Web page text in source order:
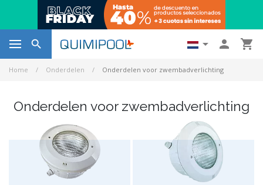
   
Home Onderdelen Onderdelen voor zwembadverlichting
Onderdelen voor zwembadverlichting